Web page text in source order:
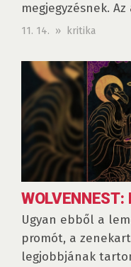
megjegyzésnek. Az
11. 14. » kritika
Ugyan ebből a
promót, a
legjobbjának